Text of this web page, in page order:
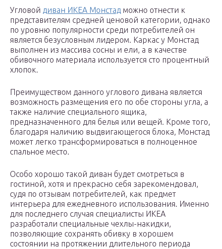
Угловой диван ИКЕА Монстад можно отнести к
представителям средней ценовой категории, однако
по уровню популярности среди потребителей он
является безусловным лидером. Каркас у Монстад
выполнен из массива сосны и ели, а в качестве
обивочного материала используется сто процентный
хлопок.
Преимуществом данного углового дивана является
возможность размещения его по обе стороны угла, а
также наличие специального ящика,
предназначенного для белья или вещей. Кроме того,
благодаря наличию выдвигающегося блока, Монстад
может легко трансформироваться в полноценное
спальное место.
Особо хорошо такой диван будет смотреться в
гостиной, хотя и прекрасно себя зарекомендовал,
судя по отзывам потребителей, как предмет
интерьера для ежедневного использования. Именно
для последнего случая специалисты ИКЕА
разработали специальные чехлы-накидки,
позволяющие сохранять обивку в хорошем
состоянии на протяжении длительного периода